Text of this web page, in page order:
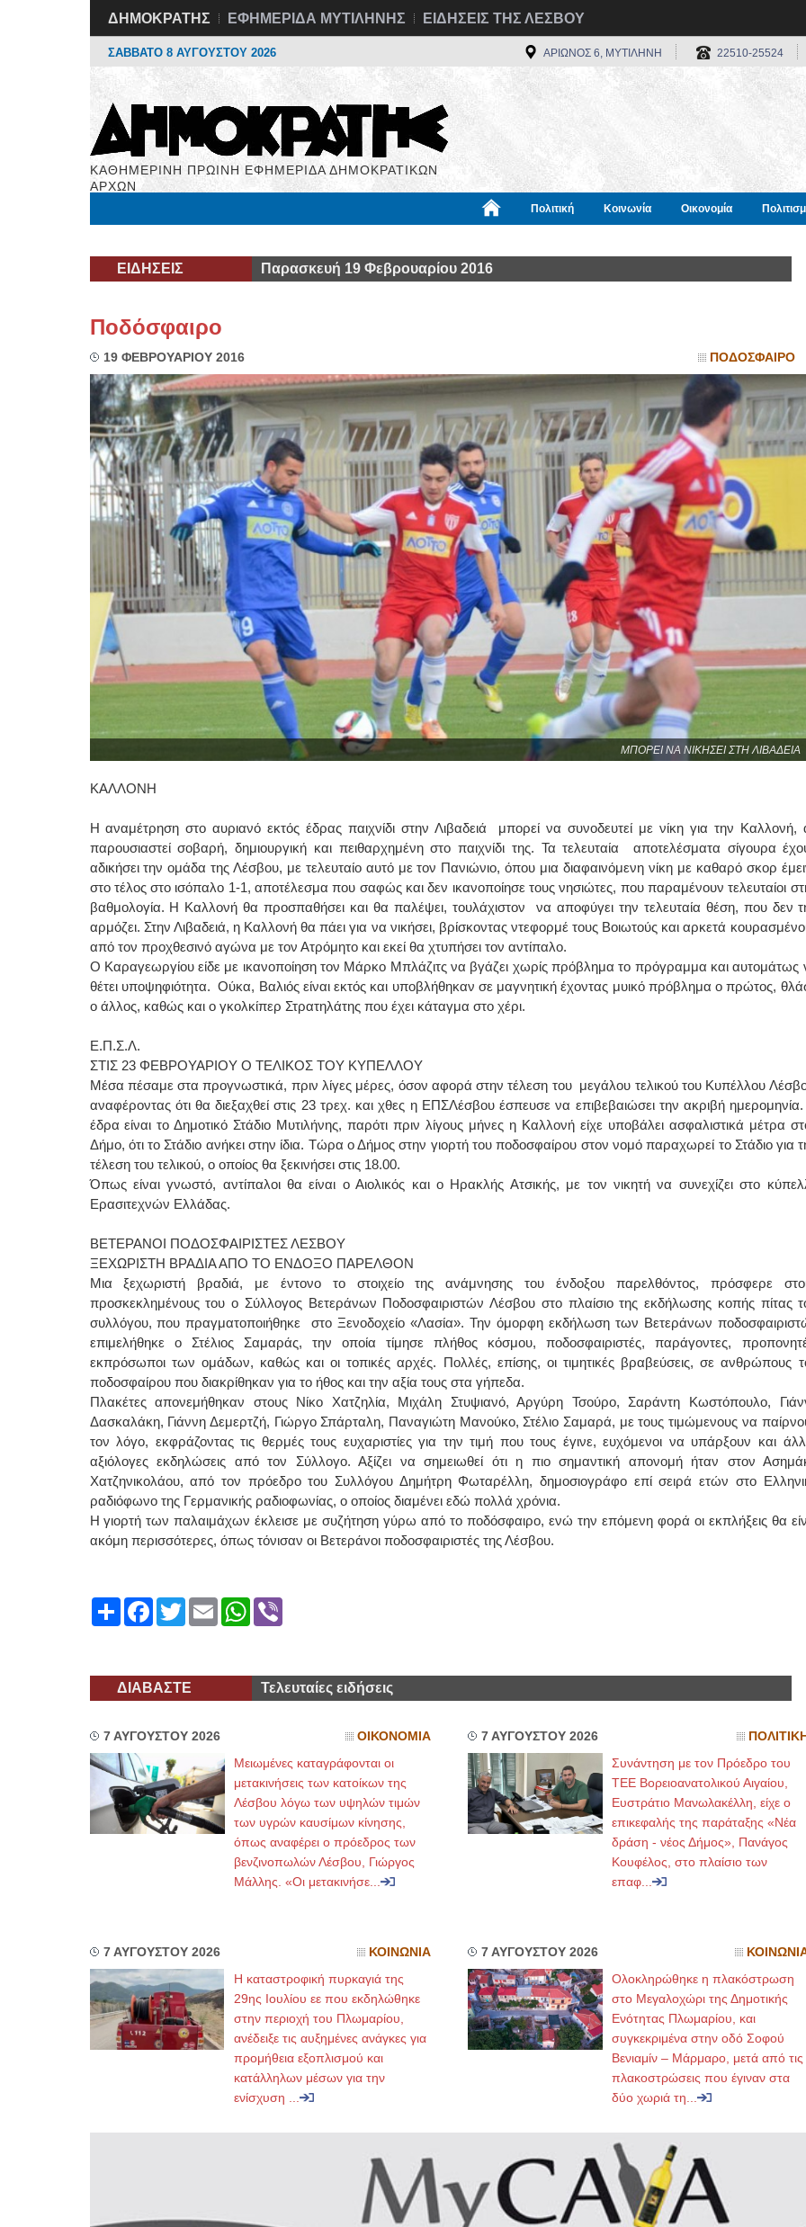
ΔΗΜΟΚΡΑΤΗΣ ΕΦΗΜΕΡΙΔΑ ΜΥΤΙΛΗΝΗΣ ΕΙΔΗΣΕΙΣ ΤΗΣ ΛΕΣΒΟΥ
ΣΑΒΒΑΤΟ 8 ΑΥΓΟΥΣΤΟΥ 2026 ΑΡΙΩΝΟΣ 6, ΜΥΤΙΛΗΝΗ 22510-25524
ΚΑΘΗΜΕΡΙΝΗ ΠΡΩΙΝΗ ΕΦΗΜΕΡΙΔΑ ΔΗΜΟΚΡΑΤΙΚΩΝ
ΑΡΧΩΝ
Πολιτική Κοινωνία Οικονομία
ΕΙΔΗΣΕΙΣ Παρασκευή 19 Φεβρουαρίου 2016
Ποδόσφαιρο
19 ΦΕΒΡΟΥΑΡΙΟΥ 2016 ΠΟΔΟΣΦΑΙΡΟ
ΜΠΟΡΕΙ ΝΑ ΝΙΚΗΣΕΙ ΣΤΗ ΛΙΒΑΔΕΙΑ
ΚΑΛΛΟΝΗ
Η αναμέτρηση στο αυριανό εκτός έδρας παιχνίδι στην Λιβαδειά μπορεί να συνοδευτεί με νίκη για την Καλλονή,
παρουσιαστεί σοβαρή, δημιουργική και πειθαρχημένη στο παιχνίδι της. Τα τελευταία αποτελέσματα σίγουρα
αδικήσει την ομάδα της Λέσβου, με τελευταίο αυτό με τον Πανιώνιο, όπου μια διαφαινόμενη νίκη με καθαρό σκορ
στο τέλος στο ισόπαλο 1-1, αποτέλεσμα που σαφώς και δεν ικανοποίησε τους νησιώτες, που παραμένουν τελευταίοι
βαθμολογία. Η Καλλονή θα προσπαθήσει και θα παλέψει, τουλάχιστον να αποφύγει την τελευταία θέση, που δεν
αρμόζει. Στην Λιβαδειά, η Καλλονή θα πάει για να νικήσει, βρίσκοντας ντεφορμέ τους Βοιωτούς και αρκετά
από τον προχθεσινό αγώνα με τον Ατρόμητο και εκεί θα χτυπήσει τον αντίπαλο.
Ο Καραγεωργίου είδε με ικανοποίηση τον Μάρκο Μπλάζιτς να βγάζει χωρίς πρόβλημα το πρόγραμμα και αυτομάτως
θέτει υποψηφιότητα. Ούκα, Βαλιός είναι εκτός και υποβλήθηκαν σε μαγνητική έχοντας μυικό πρόβλημα ο πρώτος,
ο άλλος, καθώς και ο γκολκίπερ Στρατηλάτης που έχει κάταγμα στο χέρι.
Ε.Π.Σ.Λ.
ΣΤΙΣ 23 ΦΕΒΡΟΥΑΡΙΟΥ Ο ΤΕΛΙΚΟΣ ΤΟΥ ΚΥΠΕΛΛΟΥ
Μέσα πέσαμε στα προγνωστικά, πριν λίγες μέρες, όσον αφορά στην τέλεση του μεγάλου τελικού του Κυπέλλου
αναφέροντας ότι θα διεξαχθεί στις 23 τρεχ. και χθες η ΕΠΣΛέσβου έσπευσε να επιβεβαιώσει την ακριβή
έδρα είναι το Δημοτικό Στάδιο Μυτιλήνης, παρότι πριν λίγους μήνες η Καλλονή είχε υποβάλει ασφαλιστικά μέτρα
Δήμο, ότι το Στάδιο ανήκει στην ίδια. Τώρα ο Δήμος στην γιορτή του ποδοσφαίρου στον νομό παραχωρεί το Στάδιο για
τέλεση του τελικού, ο οποίος θα ξεκινήσει στις 18.00.
Όπως είναι γνωστό, αντίπαλοι θα είναι ο Αιολικός και ο Ηρακλής Ατσικής, με τον νικητή να συνεχίζει στο
Ερασιτεχνών Ελλάδας.
ΒΕΤΕΡΑΝΟΙ ΠΟΔΟΣΦΑΙΡΙΣΤΕΣ ΛΕΣΒΟΥ
ΞΕΧΩΡΙΣΤΗ ΒΡΑΔΙΑ ΑΠΟ ΤΟ ΕΝΔΟΞΟ ΠΑΡΕΛΘΟΝ
Μια ξεχωριστή βραδιά, με έντονο το στοιχείο της ανάμνησης του ένδοξου παρελθόντος, πρόσφερε
προσκεκλημένους του ο Σύλλογος Βετεράνων Ποδοσφαιριστών Λέσβου στο πλαίσιο της εκδήλωσης κοπής πίτας
συλλόγου, που πραγματοποιήθηκε στο Ξενοδοχείο «Λασία». Την όμορφη εκδήλωση των Βετεράνων
επιμελήθηκε ο Στέλιος Σαμαράς, την οποία τίμησε πλήθος κόσμου, ποδοσφαιριστές, παράγοντες,
εκπρόσωποι των ομάδων, καθώς και οι τοπικές αρχές. Πολλές, επίσης, οι τιμητικές βραβεύσεις, σε ανθρώπους
ποδοσφαίρου που διακρίθηκαν για το ήθος και την αξία τους στα γήπεδα.
Πλακέτες απονεμήθηκαν στους Νίκο Χατζηλία, Μιχάλη Στυψιανό, Αργύρη Τσούρο, Σαράντη Κωστόπουλο,
Δασκαλάκη, Γιάννη Δεμερτζή, Γιώργο Σπάρταλη, Παναγιώτη Μανούκο, Στέλιο Σαμαρά, με τους τιμώμενους να
τον λόγο, εκφράζοντας τις θερμές τους ευχαριστίες για την τιμή που τους έγινε, ευχόμενοι να υπάρξουν και
αξιόλογες εκδηλώσεις από τον Σύλλογο. Αξίζει να σημειωθεί ότι η πιο σημαντική απονομή ήταν στον
Χατζηνικολάου, από τον πρόεδρο του Συλλόγου Δημήτρη Φωταρέλλη, δημοσιογράφο επί σειρά ετών στο
ραδιόφωνο της Γερμανικής ραδιοφωνίας, ο οποίος διαμένει εδώ πολλά χρόνια.
Η γιορτή των παλαιμάχων έκλεισε με συζήτηση γύρω από το ποδόσφαιρο, ενώ την επόμενη φορά οι εκπλήξεις θα
ακόμη περισσότερες, όπως τόνισαν οι Βετεράνοι ποδοσφαιριστές της Λέσβου.
ShareFacebook
TwitterEmailWhatsApp
Viber
ΔΙΑΒΑΣΤΕ Τελευταίες ειδήσεις
7 ΑΥΓΟΥΣΤΟΥ 2026 ΟΙΚΟΝΟΜΙΑ
Μειωμένες καταγράφονται οι
μετακινήσεις των κατοίκων της
Λέσβου λόγω των υψηλών τιμών
των υγρών καυσίμων κίνησης,
όπως αναφέρει ο πρόεδρος των
βενζινοπωλών Λέσβου, Γιώργος
Μάλλης. «Οι μετακινήσε...
7 ΑΥΓΟΥΣΤΟΥ 2026 ΠΟΛΙΤΙΚΗ
Συνάντηση με τον Πρόεδρο του
ΤΕΕ Βορειοανατολικού Αιγαίου,
Ευστράτιο Μανωλακέλλη, είχε ο
επικεφαλής της παράταξης «Νέα
δράση - νέος Δήμος», Πανάγος
Κουφέλος, στο πλαίσιο των
επαφ...
7 ΑΥΓΟΥΣΤΟΥ 2026 ΚΟΙΝΩΝΙΑ
Η καταστροφική πυρκαγιά της
29ης Ιουλίου εε που εκδηλώθηκε
στην περιοχή του Πλωμαρίου,
ανέδειξε τις αυξημένες ανάγκες για
προμήθεια εξοπλισμού και
κατάλληλων μέσων για την
ενίσχυση ...
7 ΑΥΓΟΥΣΤΟΥ 2026
Ολοκληρώθηκε η πλακόστρωση
στο Μεγαλοχώρι της Δημοτικής
Ενότητας Πλωμαρίου, και
συγκεκριμένα στην οδό Σοφού
Βενιαμίν – Μάρμαρο, μετά από τις
πλακοστρώσεις που έγιναν στα
δύο χωριά τη...
ΙΩΑΝΝΗΣ Α. ΜΑΛΛΙΑΣ
ΧΕΙΡΟΥΡΓΟΣ
ΟΦΘΑΛΜΙΑΤΡΟΣ
Διδάκτωρ Ιατρικής Σχολής
Πανεπιστημίου Αθηνών
Καλλιπόλεως 3,Νέα Σμύρνη,
τηλ:210-9320215
2251038065
Πάρνηθας 95-97 Αχαρναί
2102467085 & 6938502258
email- elenboumpa@gmail.com